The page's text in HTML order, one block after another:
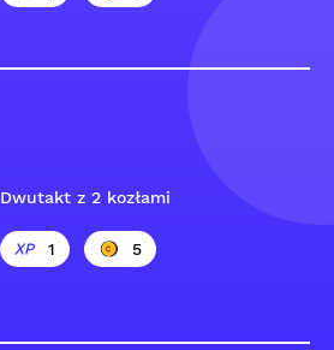
Dwutakt z 2 kozłami
1 5